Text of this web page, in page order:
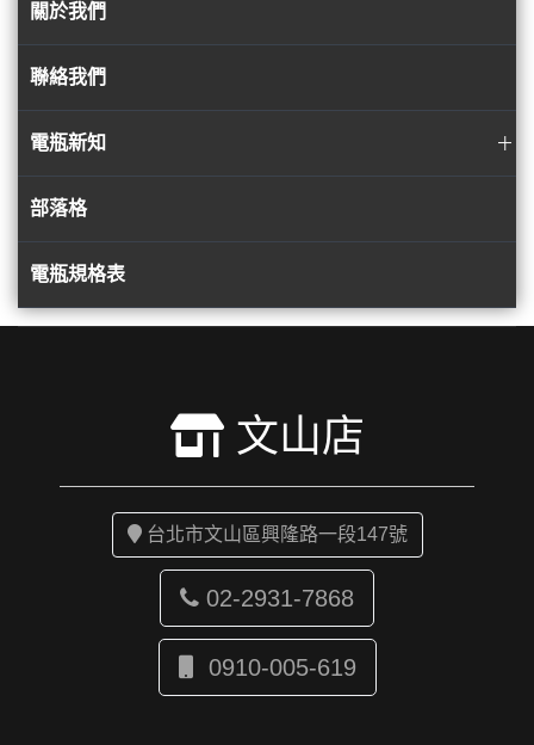
關於我們
聯絡我們
電瓶新知
部落格
電瓶規格表
文山店
台北市文山區興隆路一段147號
02-2931-7868
0910-005-619